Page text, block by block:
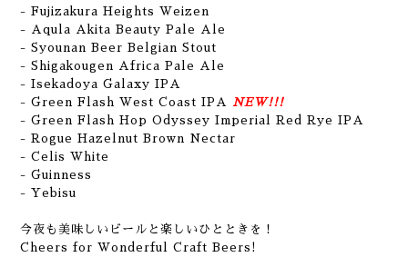
- Fujizakura Heights Weizen
- Aqula Akita Beauty Pale Ale
- Syounan Beer Belgian Stout
- Shigakougen Africa Pale Ale
- Isekadoya Galaxy IPA
- Green Flash West Coast IPA
NEW!!!
- Green Flash Hop Odyssey Imperial Red Rye IPA
- Rogue Hazelnut Brown Nectar
- Celis White
- Guinness
- Yebisu
今夜も美味しいビールと楽しいひとときを！
Cheers for Wonderful Craft Beers!